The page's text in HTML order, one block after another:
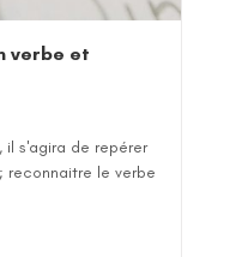
verbe et
s'agira de repérer
le verbe